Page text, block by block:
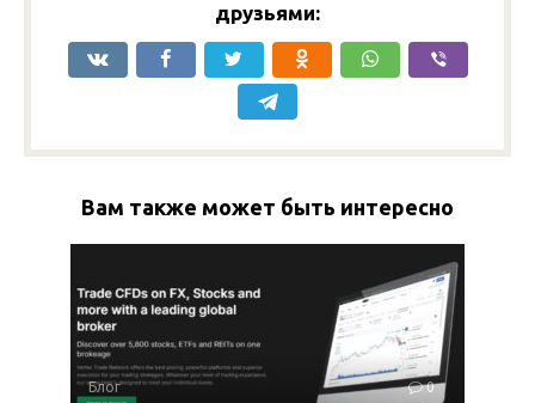
друзьями:
Вам также может быть интересно
Блог 0